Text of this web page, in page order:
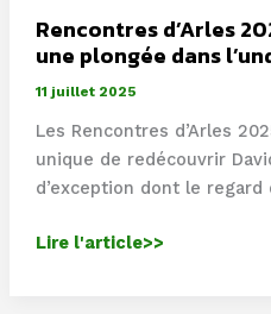
Rencontres d’Arles
une plongée dans
11 juillet 2025
Les Rencontres d’Arles
unique de redécouvrir
d’exception dont le
Rencontres
Lire l'article>>